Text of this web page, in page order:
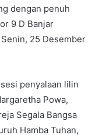
dengan penuh
9 D Banjar
25 Desember
penyalaan lilin
Powa,
Segala Bangsa
Hamba Tuhan,